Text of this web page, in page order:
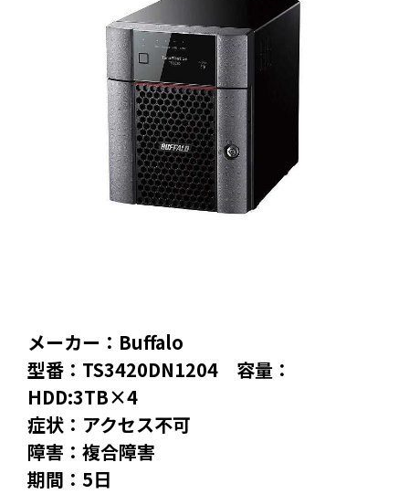
メーカー：Buffalo
型番：TS3420DN1204 容量：
HDD:3TB×4
症状：アクセス不可
障害：複合障害
期間：5日